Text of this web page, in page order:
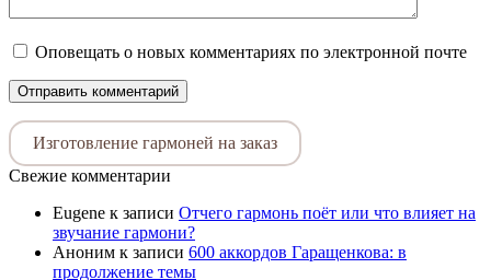
Оповещать о новых комментариях по электронной почте
Изготовление гармоней на заказ
Свежие комментарии
Eugene к записи Отчего гармонь поёт или что влияет на
звучание гармони?
Аноним к записи 600 аккордов Гаращенкова: в
продолжение темы